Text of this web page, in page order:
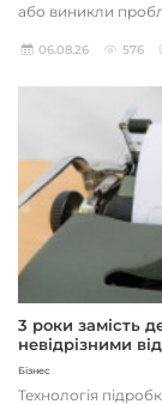
або виникли
06.08.26 576
3 роки замість
невідрізними
Бізнес
Технологія